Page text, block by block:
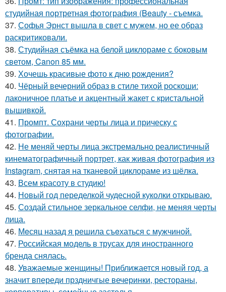
студийная портретная фотография (Beauty - съемка.
37. Софья Эрнст вышла в свет с мужем, но ее образ
раскритиковали.
38. Студийная съёмка на белой циклораме с боковым
светом, Canon 85 мм.
39. Хочешь красивые фото к дню рождения?
40. Чёрный вечерний образ в стиле тихой роскоши:
лаконичное платье и акцентный жакет с кристальной
вышивкой.
41. Промпт. Сохрани черты лица и прическу с
фотографии.
42. Не меняй черты лица экстремально реалистичный
кинематографичный портрет, как живая фотография из
Instagram, снятая на тканевой циклораме из шёлка.
43. Всем красоту в студию!
44. Новый год переделкой чудесной куколки открываю.
45. Создай стильное зеркальное селфи, не меняя черты
лица.
46. Мeсяц назад я решила съeхаться с мужчиной.
47. Российская модель в трусах для иностранного
бренда снялась.
48. Уважаемые женщины! Приближается новый год, а
значит впереди прздничгые вечеринки, рестораны,